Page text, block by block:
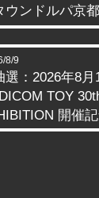
ウンドルパ京
8/9
選：2026年8
TOY
開催